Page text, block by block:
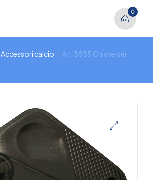
0
Accessori calcio
Art.3835 Chiave per